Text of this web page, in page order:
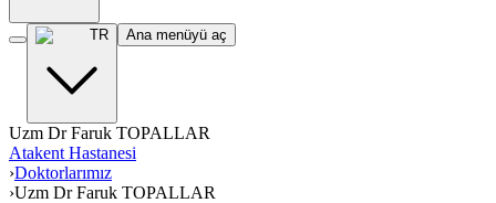
TR Ana menüyü aç
Uzm Dr Faruk TOPALLAR
Atakent Hastanesi
›Doktorlarımız
›Uzm Dr Faruk TOPALLAR